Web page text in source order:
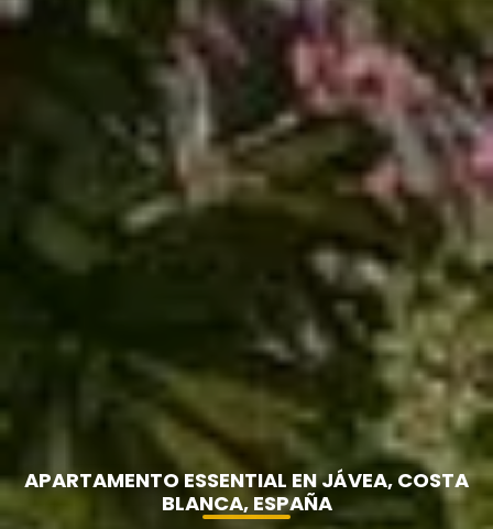
APARTAMENTO ESSENTIAL EN JÁVEA, COSTA
BLANCA, ESPAÑA